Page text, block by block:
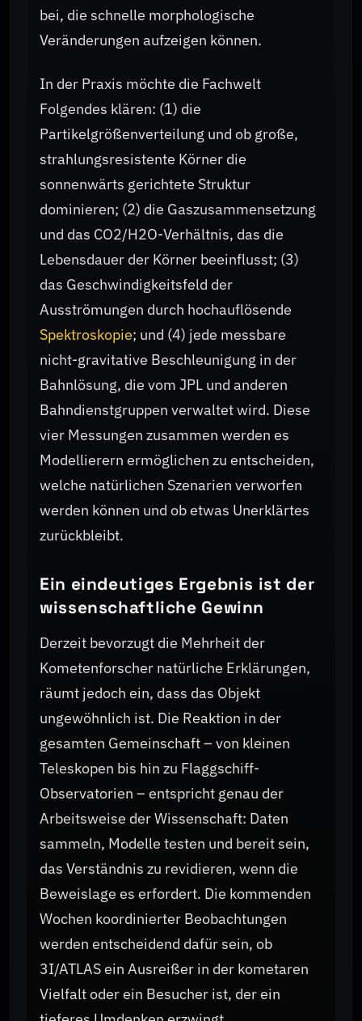
bei, die schnelle morphologische
Veränderungen aufzeigen können.
In der Praxis möchte die Fachwelt
Folgendes klären: (1) die
Partikelgrößenverteilung und ob große,
strahlungsresistente Körner die
sonnenwärts gerichtete Struktur
dominieren; (2) die Gaszusammensetzung
und das CO2/H2O-Verhältnis, das die
Lebensdauer der Körner beeinflusst; (3)
das Geschwindigkeitsfeld der
Ausströmungen durch hochauflösende
Spektroskopie; und (4) jede messbare
nicht-gravitative Beschleunigung in der
Bahnlösung, die vom JPL und anderen
Bahndienstgruppen verwaltet wird. Diese
vier Messungen zusammen werden es
Modellierern ermöglichen zu entscheiden,
welche natürlichen Szenarien verworfen
werden können und ob etwas Unerklärtes
zurückbleibt.
Ein eindeutiges Ergebnis ist der
wissenschaftliche Gewinn
Derzeit bevorzugt die Mehrheit der
Kometenforscher natürliche Erklärungen,
räumt jedoch ein, dass das Objekt
ungewöhnlich ist. Die Reaktion in der
gesamten Gemeinschaft – von kleinen
Teleskopen bis hin zu Flaggschiff-
Observatorien – entspricht genau der
Arbeitsweise der Wissenschaft: Daten
sammeln, Modelle testen und bereit sein,
das Verständnis zu revidieren, wenn die
Beweislage es erfordert. Die kommenden
Wochen koordinierter Beobachtungen
werden entscheidend dafür sein, ob
3I/ATLAS ein Ausreißer in der kometaren
Vielfalt oder ein Besucher ist, der ein